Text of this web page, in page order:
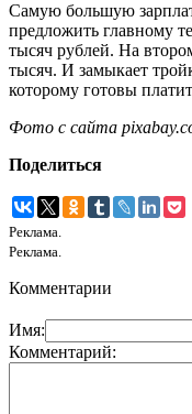
Самую большую
предложить главному
тысяч рублей. На
тысяч. И замыкает
которому готовы
Фото с сайта
Поделиться
Реклама.
Реклама.
Комментарии
Имя:
Комментарий: